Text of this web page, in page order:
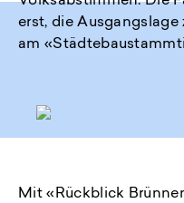
erst, die Ausgangslage
am
Mit «Rückblick